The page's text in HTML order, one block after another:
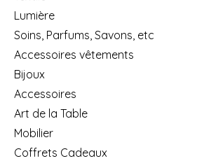
Lumière
Soins, Parfums, Savons, etc
Accessoires vêtements
Bijoux
Accessoires
Art de la Table
Mobilier
Coffrets Cadeaux